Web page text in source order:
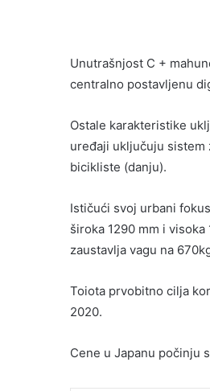
Unutrašnjost C +
centralno postavljenu
Ostale karakteristike
uređaji uključuju sistem
bicikliste (danju).
Ističući svoj urbani
široka 1290 mm i
zaustavlja vagu na
Toiota prvobitno cilja
2020.
Cene u Japanu počinju